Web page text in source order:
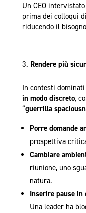
Un CEO
prima dei colloqui
riducendo il
Rendere più
In contesti
in modo discreto,
“guerrilla
Porre domande
prospettiva
Cambiare
riunione, uno
natura.
Inserire pause in
Una leader ha